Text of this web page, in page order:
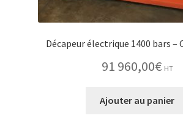
Décapeur électrique 1400 bars –
91 960,00€ HT
Ajouter au panier